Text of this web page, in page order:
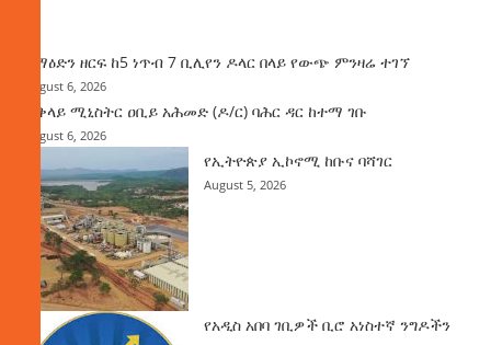
ከማዕድን ዘርፍ ከ5 ነጥብ 7 ቢሊየን ዶላር በላይ የውጭ ምንዛሬ ተገኘ
August 6, 2026
ጠቅላይ ሚኒስትር ዐቢይ አሕመድ (ዶ/ር) ባሕር ዳር ከተማ ገቡ
August 6, 2026
የኢትዮጵያ ኢኮኖሚ ከቡና ባሻገር
August 5, 2026
የአዲስ አበባ ገቢዎች ቢሮ አነስተኛ ንግዶችን